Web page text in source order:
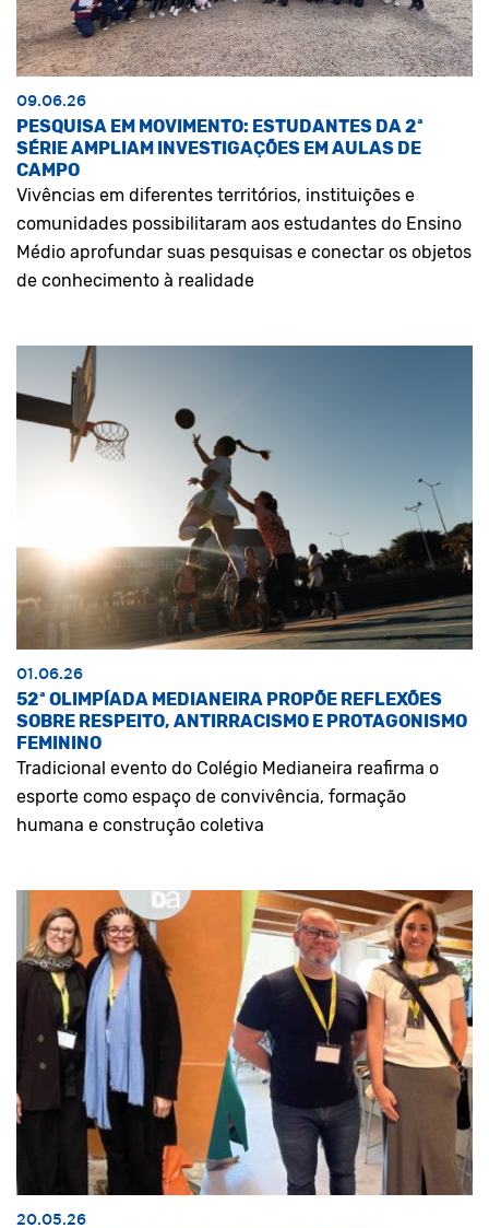
09.06.26
PESQUISA EM MOVIMENTO: ESTUDANTES DA 2ª
SÉRIE AMPLIAM INVESTIGAÇÕES EM AULAS DE
CAMPO
Vivências em diferentes territórios, instituições e
comunidades possibilitaram aos estudantes do Ensino
Médio aprofundar suas pesquisas e conectar os objetos
de conhecimento à realidade
01.06.26
52ª OLIMPÍADA MEDIANEIRA PROPÕE REFLEXÕES
SOBRE RESPEITO, ANTIRRACISMO E PROTAGONISMO
FEMININO
Tradicional evento do Colégio Medianeira reafirma o
esporte como espaço de convivência, formação
humana e construção coletiva
20.05.26